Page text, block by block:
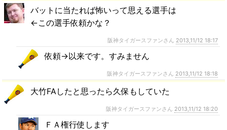
バットに当たれば怖いって思える選手は
←この選手依頼かな？
阪神タイガースファンさん 2013,11/12 18:17
依頼→以来です。すみません
阪神タイガースファンさん 2013,11/12 18:18
大竹FAしたと思ったら久保もしていた
阪神タイガースファンさん 2013,11/12 18:20
ＦＡ権行使します